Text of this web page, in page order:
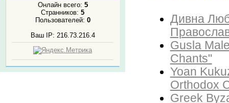
Онлайн всего: 5
Странников: 5
Пользователей: 0
Ваш IP: 216.73.216.4
Дивна
Gusla
Chants"
Yoan
Orthodox
Greek